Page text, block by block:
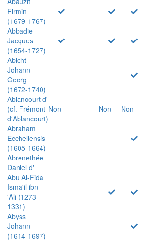
Firmin
(1679-1767)
Abbadie
Jacques
(1654-1727)
Abicht
Johann
Georg
(1672-1740)
Ablancourt d'
(cf. Frémont
d'Ablancourt)
Non Non Non
Abraham
Ecchellensis
(1605-1664)
Abrenethée
Daniel d'
Abu Al-Fida
Isma'il ibn
'Ali (1273-
1331)
Abyss
Johann
(1614-1697)